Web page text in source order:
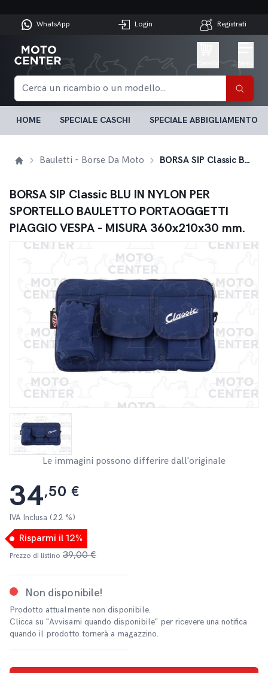
WhatsApp Login Registrati
HOME SPECIALE CASCHI SPECIALE ABBIGLIAMENTO
Bauletti - Borse Da Moto BORSA SIP Classic BLU IN NYLON PER SPORTELLO BAULETTO PORTAOGGETTI PIAGGIO VESPA - MISURA 360x210x30 mm.
BORSA SIP Classic BLU IN NYLON PER
SPORTELLO BAULETTO PORTAOGGETTI
PIAGGIO VESPA - MISURA 360x210x30 mm.
Le immagini possono differire dall'originale
34,50 €
IVA Inclusa (22 %)
Risparmi il 12%
Prezzo di listino 39,00 €
Non disponibile!
Prodotto attualmente non disponibile.
Clicca su "Avvisami quando disponibile" per ricevere una notifica
quando il prodotto tornerà a magazzino.